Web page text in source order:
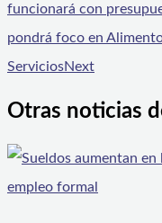
funcionará con
pondrá foco en
ServiciosNext
Otras noticias